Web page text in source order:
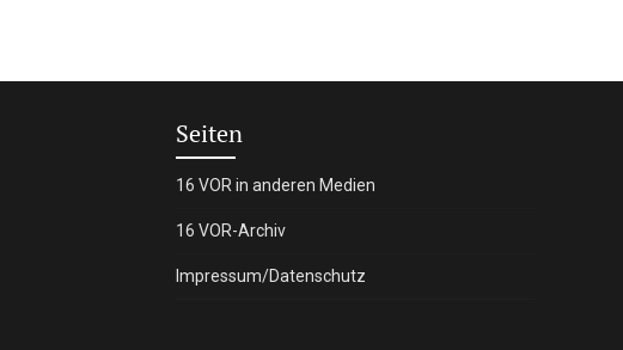
Seiten
16 VOR in anderen Medien
16 VOR-Archiv
Impressum/Datenschutz